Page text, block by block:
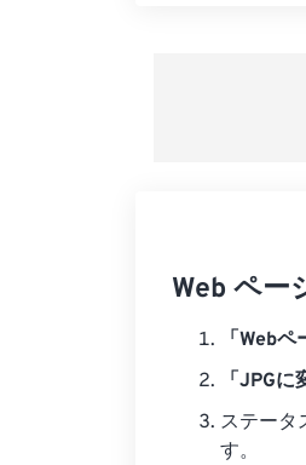
Web ペー
「Webペ
「JPGに
ステータ
す。